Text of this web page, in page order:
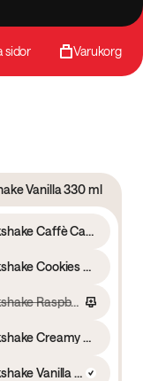
sidor Varukorg
Vanilla 330 ml
Barebells Milkshake Caffè Caramello 330 ml
Barebells Milkshake Cookies & Cream 330 ml
Barebells Milkshake Raspberry 330 ml
Barebells Milkshake Creamy Pear 330 ml
Barebells Milkshake Vanilla 330 ml